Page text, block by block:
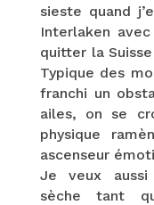
sieste quand
Interlaken
quitter la
Typique des
franchi un
ailes, on se
physique
ascenseur
Je veux aussi
sèche tant